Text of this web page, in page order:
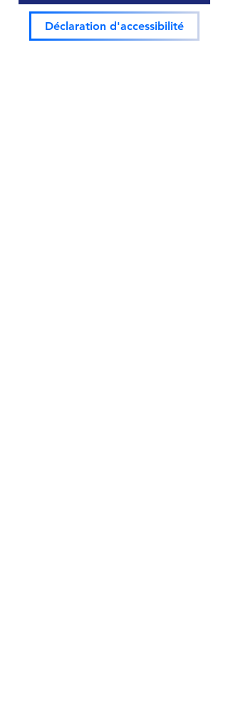
Déclaration d'accessibilité